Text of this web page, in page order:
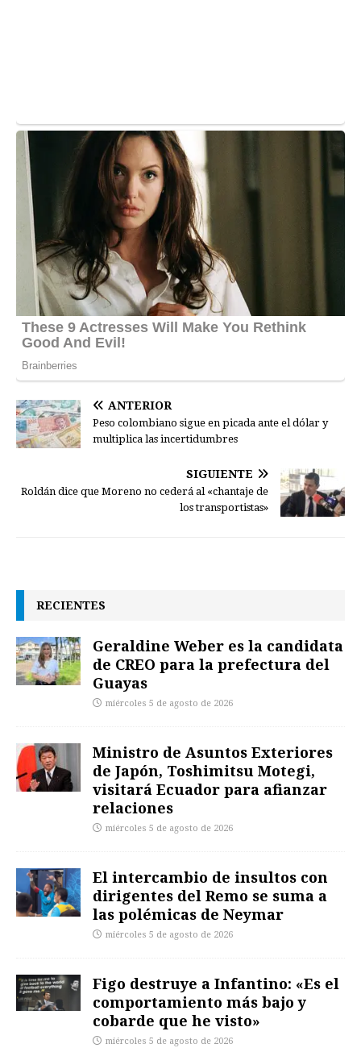
ANTERIOR
Peso colombiano sigue en picada ante el dólar y
multiplica las incertidumbres
SIGUIENTE
Roldán dice que Moreno no cederá al «chantaje de
los transportistas»
RECIENTES
Geraldine Weber es la candidata
de CREO para la prefectura del
Guayas
miércoles 5 de agosto de 2026
Ministro de Asuntos Exteriores
de Japón, Toshimitsu Motegi,
visitará Ecuador para afianzar
relaciones
miércoles 5 de agosto de 2026
El intercambio de insultos con
dirigentes del Remo se suma a
las polémicas de Neymar
miércoles 5 de agosto de 2026
Figo destruye a Infantino: «Es el
comportamiento más bajo y
cobarde que he visto»
miércoles 5 de agosto de 2026